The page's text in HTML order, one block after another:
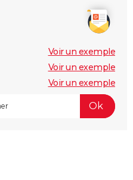
Voir un exemple
Voir un exemple
Voir un exemple